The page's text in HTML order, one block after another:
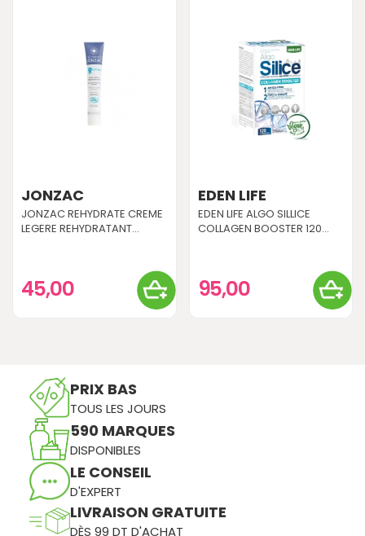
JONZAC
JONZAC REHYDRATE CREME
LEGERE REHYDRATANT...
45,00
EDEN LIFE
EDEN LIFE ALGO SILLICE
COLLAGEN BOOSTER 120...
95,00
PRIX BAS
TOUS LES JOURS
590 MARQUES
DISPONIBLES
LE CONSEIL
D'EXPERT
LIVRAISON GRATUITE
DÈS 99 DT D'ACHAT